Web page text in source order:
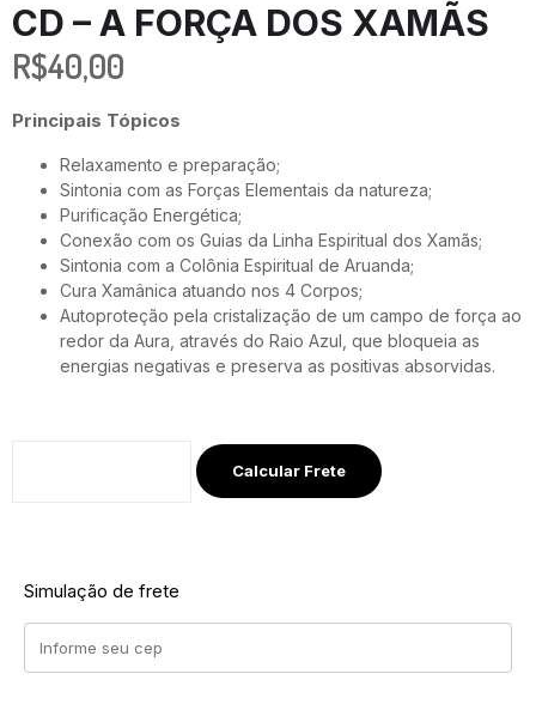
CD – A FORÇA DOS XAMÃS
R$40,00
Principais Tópicos
Relaxamento e preparação;
Sintonia com as Forças Elementais da natureza;
Purificação Energética;
Conexão com os Guias da Linha Espiritual dos Xamãs;
Sintonia com a Colônia Espiritual de Aruanda;
Cura Xamânica atuando nos 4 Corpos;
Autoproteção pela cristalização de um campo de força ao
redor da Aura, através do Raio Azul, que bloqueia as
energias negativas e preserva as positivas absorvidas.
Calcular Frete
Simulação de frete